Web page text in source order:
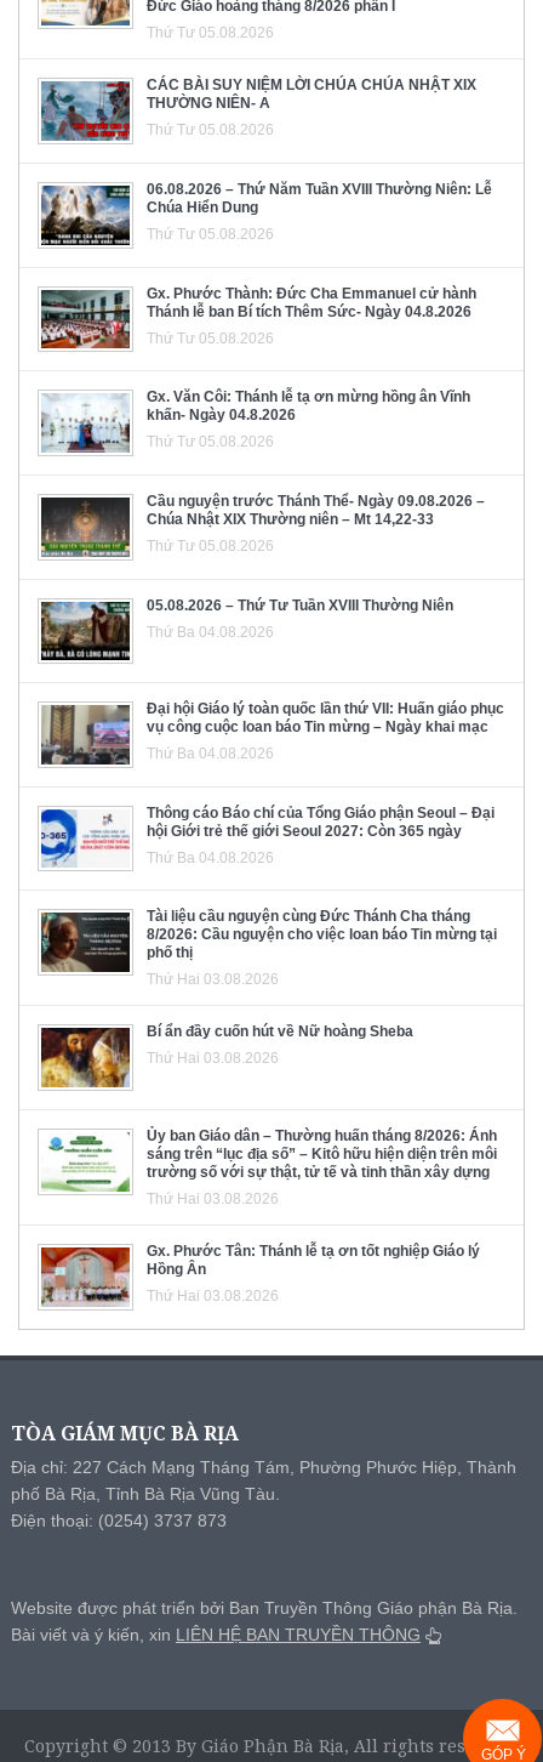
Đức Giáo hoàng tháng 8/2026 phần I
Thứ Tư 05.08.2026
CÁC BÀI SUY NIỆM LỜI CHÚA CHÚA NHẬT XIX
THƯỜNG NIÊN- A
Thứ Tư 05.08.2026
06.08.2026 – Thứ Năm Tuần XVIII Thường Niên: Lễ
Chúa Hiển Dung
Thứ Tư 05.08.2026
Gx. Phước Thành: Đức Cha Emmanuel cử hành
Thánh lễ ban Bí tích Thêm Sức- Ngày 04.8.2026
Thứ Tư 05.08.2026
Gx. Văn Côi: Thánh lễ tạ ơn mừng hồng ân Vĩnh
khấn- Ngày 04.8.2026
Thứ Tư 05.08.2026
Cầu nguyện trước Thánh Thể- Ngày 09.08.2026 –
Chúa Nhật XIX Thường niên – Mt 14,22-33
Thứ Tư 05.08.2026
05.08.2026 – Thứ Tư Tuần XVIII Thường Niên
Thứ Ba 04.08.2026
Đại hội Giáo lý toàn quốc lần thứ VII: Huấn giáo phục
vụ công cuộc loan báo Tin mừng – Ngày khai mạc
Thứ Ba 04.08.2026
Thông cáo Báo chí của Tổng Giáo phận Seoul – Đại
hội Giới trẻ thế giới Seoul 2027: Còn 365 ngày
Thứ Ba 04.08.2026
Tài liệu cầu nguyện cùng Đức Thánh Cha tháng
8/2026: Cầu nguyện cho việc loan báo Tin mừng tại
phố thị
Thứ Hai 03.08.2026
Bí ẩn đầy cuốn hút về Nữ hoàng Sheba
Thứ Hai 03.08.2026
Ủy ban Giáo dân – Thường huấn tháng 8/2026: Ánh
sáng trên “lục địa số” – Kitô hữu hiện diện trên môi
trường số với sự thật, tử tế và tinh thần xây dựng
Thứ Hai 03.08.2026
Gx. Phước Tân: Thánh lễ tạ ơn tốt nghiệp Giáo lý
Hồng Ân
Thứ Hai 03.08.2026
TÒA GIÁM MỤC BÀ RỊA
Địa chỉ: 227 Cách Mạng Tháng Tám, Phường Phước Hiệp, Thành
phố Bà Rịa, Tỉnh Bà Rịa Vũng Tàu.
Điện thoại: (0254) 3737 873
Website được phát triển bởi Ban Truyền Thông Giáo phận Bà Rịa.
Bài viết và ý kiến, xin LIÊN HỆ BAN TRUYỀN THÔNG
Copyright © 2013 By Giáo Phận Bà Rịa, All rights reserved.
GÓP Ý